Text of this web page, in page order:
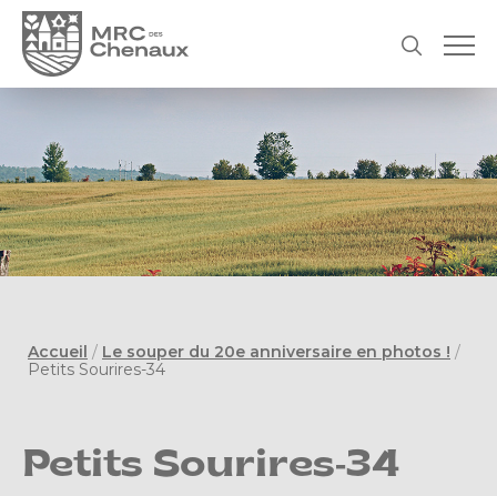
Accueil / Le souper du 20e anniversaire en photos ! /
Petits Sourires-34
Petits Sourires-34